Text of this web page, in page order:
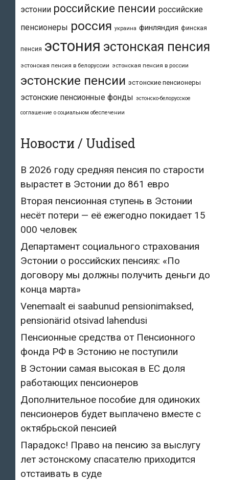
эстонии российские пенсии российские
пенсионеры россия украина финляндия финская
пенсия эстония эстонская пенсия
эстонская пенсия в белоруссии эстонская пенсия в россии
эстонские пенсии эстонские пенсионеры
эстонские пенсионные фонды эстонско-белорусское
соглашение о социальном обеспечении
Новости / Uudised
В 2026 году средняя пенсия по старости
вырастет в Эстонии до 861 евро
Вторая пенсионная ступень в Эстонии
несёт потери — её ежегодно покидает 15
000 человек
Департамент социального страхования
Эстонии о российских пенсиях: «По
договору мы должны получить деньги до
конца марта»
Venemaalt ei saabunud pensionimaksed,
pensionärid otsivad lahendusi
Пенсионные средства от Пенсионного
фонда РФ в Эстонию не поступили
В Эстонии самая высокая в ЕС доля
работающих пенсионеров
Дополнительное пособие для одиноких
пенсионеров будет выплачено вместе с
октябрьской пенсией
Парадокс! Право на пенсию за выслугу
лет эстонскому спасателю приходится
отстаивать в суде